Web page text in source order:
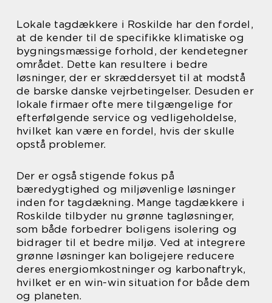
Lokale tagdækkere i Roskilde har den fordel,
at de kender til de specifikke klimatiske og
bygningsmæssige forhold, der kendetegner
området. Dette kan resultere i bedre
løsninger, der er skræddersyet til at modstå
de barske danske vejrbetingelser. Desuden er
lokale firmaer ofte mere tilgængelige for
efterfølgende service og vedligeholdelse,
hvilket kan være en fordel, hvis der skulle
opstå problemer.
Der er også stigende fokus på
bæredygtighed og miljøvenlige løsninger
inden for tagdækning. Mange tagdækkere i
Roskilde tilbyder nu grønne tagløsninger,
som både forbedrer boligens isolering og
bidrager til et bedre miljø. Ved at integrere
grønne løsninger kan boligejere reducere
deres energiomkostninger og karbonaftryk,
hvilket er en win-win situation for både dem
og planeten.